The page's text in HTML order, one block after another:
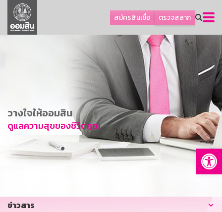
สมัครสินเชื่อ ตรวจสลาก
ลูกค้าธุรกิจ
ลูกค้าผู้ประกอบรายย่อย
การพัฒนาที่ยั่งยืน
ข่าวสาร
บริการทางการเงิน
อื่นๆ
วางใจให้ออมสิน
ดูแลความสุขของชีวิตคุณ
ข่าวสาร